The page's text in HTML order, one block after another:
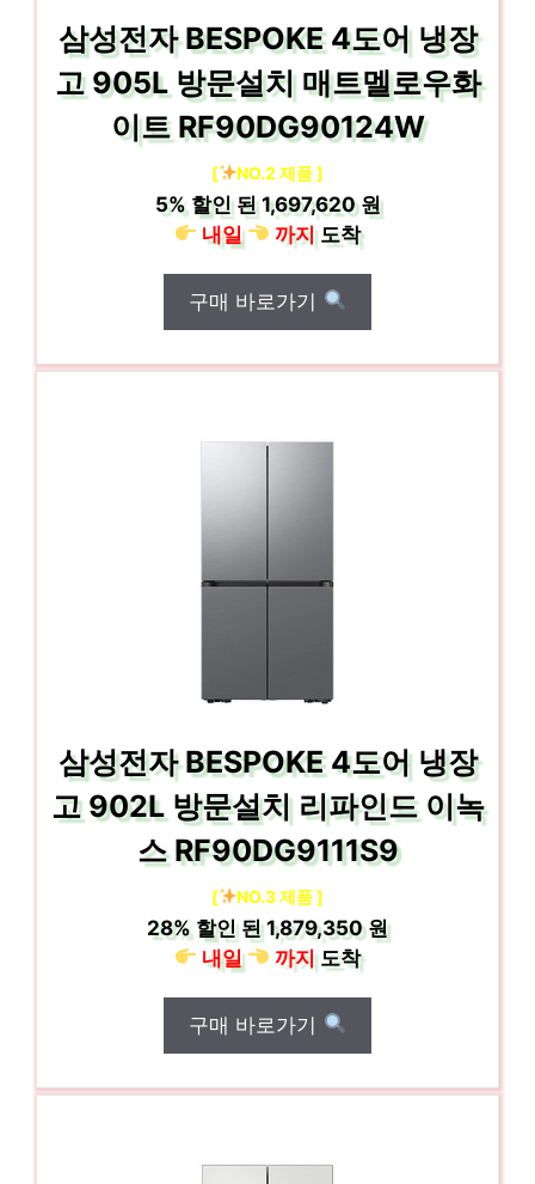
삼성전자 BESPOKE 4도어 냉장
고 905L 방문설치 매트멜로우화
이트 RF90DG90124W
[ NO.2 제품 ]
5%할인 된1,697,620 원
내일
까지도착
구매 바로가기
삼성전자 BESPOKE 4도어 냉장
고 902L 방문설치 리파인드 이녹
스 RF90DG9111S9
[ NO.3 제품 ]
28% 할인 된1,879,350 원
내일
까지도착
구매 바로가기